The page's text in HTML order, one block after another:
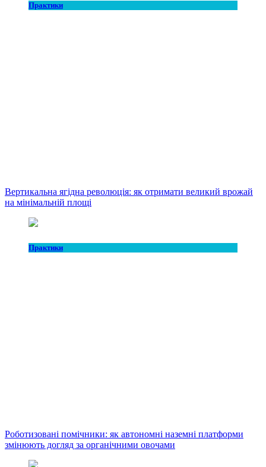
Практики
Вертикальна ягідна революція: як отримати великий врожай
на мінімальній площі
Практики
Роботизовані помічники: як автономні наземні платформи
змінюють догляд за органічними овочами